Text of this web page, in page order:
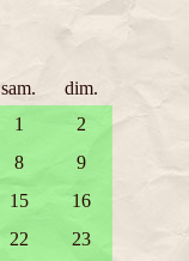
sam.
dim.
1
2
8
9
15
16
22
23